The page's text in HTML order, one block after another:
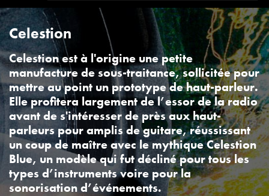
Celestion
Celestion est à l'origine une petite
manufacture de sous-traitance, sollicitée pour
mettre au point un prototype de haut-parleur.
Elle profitera largement de l’essor de la radio
avant de s'intéresser de près aux haut-
parleurs pour amplis de guitare, réussissant
un coup de maître avec le mythique Celestion
Blue, un modèle qui fut décliné pour tous les
types d’instruments voire pour la
sonorisation d’événements.